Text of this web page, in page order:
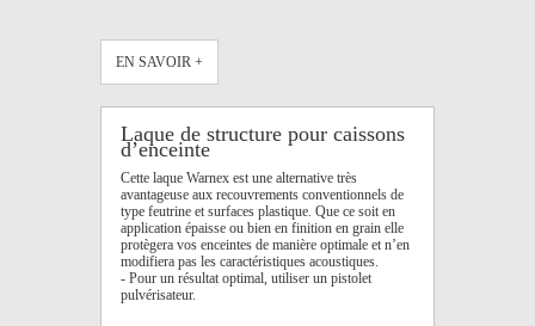
EN SAVOIR +
Laque de structure pour caissons
d’enceinte
Cette laque Warnex est une alternative très
avantageuse aux recouvrements conventionnels de
type feutrine et surfaces plastique. Que ce soit en
application épaisse ou bien en finition en grain elle
protègera vos enceintes de manière optimale et n’en
modifiera pas les caractéristiques acoustiques.
- Pour un résultat optimal, utiliser un pistolet
pulvérisateur.